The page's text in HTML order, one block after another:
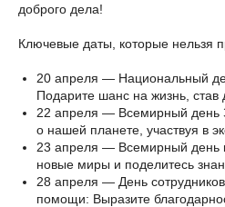
доброго дела!
Ключевые даты, которые нельзя
20 апреля — Национальный
Подарите шанс на жизнь, став
22 апреля — Всемирный день
о нашей планете, участвуя в
23 апреля — Всемирный день
новые миры и поделитесь
28 апреля — День
помощи: Выразите